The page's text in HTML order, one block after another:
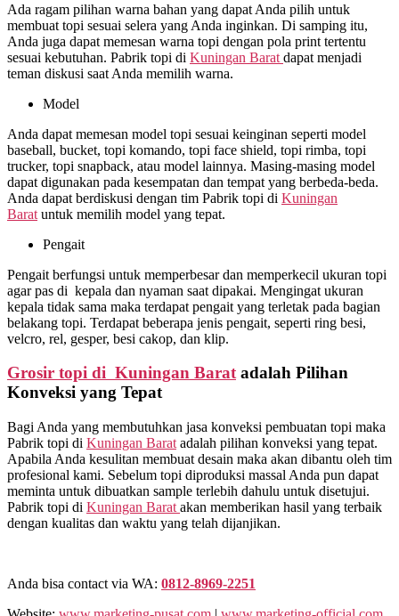
Ada ragam pilihan warna bahan yang dapat Anda pilih untuk
membuat topi sesuai selera yang Anda inginkan. Di samping itu,
Anda juga dapat memesan warna topi dengan pola print tertentu
sesuai kebutuhan. Pabrik topi di Kuningan Barat dapat menjadi
teman diskusi saat Anda memilih warna.
Model
Anda dapat memesan model topi sesuai keinginan seperti model
baseball, bucket, topi komando, topi face shield, topi rimba, topi
trucker, topi snapback, atau model lainnya. Masing-masing model
dapat digunakan pada kesempatan dan tempat yang berbeda-beda.
Anda dapat berdiskusi dengan tim Pabrik topi di Kuningan
Barat untuk memilih model yang tepat.
Pengait
Pengait berfungsi untuk memperbesar dan memperkecil ukuran topi
agar pas di kepala dan nyaman saat dipakai. Mengingat ukuran
kepala tidak sama maka terdapat pengait yang terletak pada bagian
belakang topi. Terdapat beberapa jenis pengait, seperti ring besi,
velcro, rel, gesper, besi cakop, dan klip.
Grosir topi di Kuningan Baratadalah Pilihan
Konveksi yang Tepat
Bagi Anda yang membutuhkan jasa konveksi pembuatan topi maka
Pabrik topi di Kuningan Barat adalah pilihan konveksi yang tepat.
Apabila Anda kesulitan membuat desain maka akan dibantu oleh tim
profesional kami. Sebelum topi diproduksi massal Anda pun dapat
meminta untuk dibuatkan sample terlebih dahulu untuk disetujui.
Pabrik topi di Kuningan Barat akan memberikan hasil yang terbaik
dengan kualitas dan waktu yang telah dijanjikan.
Anda bisa contact via WA: 0812-8969-2251